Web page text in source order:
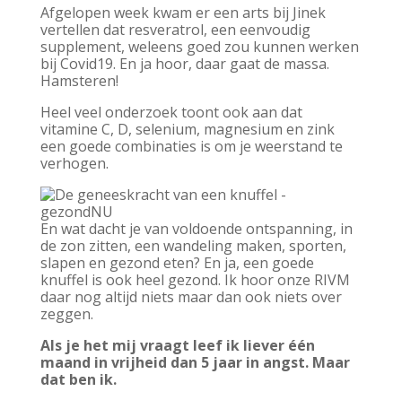
Afgelopen week kwam er een arts bij Jinek
vertellen dat resveratrol, een eenvoudig
supplement, weleens goed zou kunnen werken
bij Covid19. En ja hoor, daar gaat de massa.
Hamsteren!
Heel veel onderzoek toont ook aan dat
vitamine C, D, selenium, magnesium en zink
een goede combinaties is om je weerstand te
verhogen.
En wat dacht je van voldoende ontspanning, in
de zon zitten, een wandeling maken, sporten,
slapen en gezond eten? En ja, een goede
knuffel is ook heel gezond. Ik hoor onze RIVM
daar nog altijd niets maar dan ook niets over
zeggen.
Als je het mij vraagt leef ik liever één
maand in vrijheid dan 5 jaar in angst. Maar
dat ben ik.